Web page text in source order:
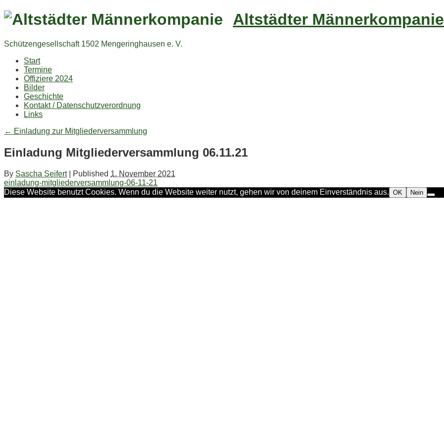
Altstädter Männerkompanie
Schützengesellschaft 1502 Mengeringhausen e. V.
Start
Termine
Offiziere 2024
Bilder
Geschichte
Kontakt / Datenschutzverordnung
Links
← Einladung zur Mitgliederversammlung
Einladung Mitgliederversammlung 06.11.21
By Sascha Seifert Published 1. November 2021
einladung-mitgliederversammlung-06-11-21
Diese Website benutzt Cookies. Wenn du die Website weiter nutzt, gehen wir von deinem Einverständnis aus. OK Nein